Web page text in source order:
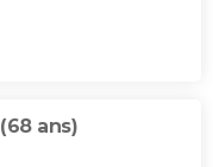
(68 ans)